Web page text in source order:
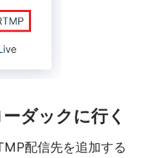
ダックに行く
配信先を追加する